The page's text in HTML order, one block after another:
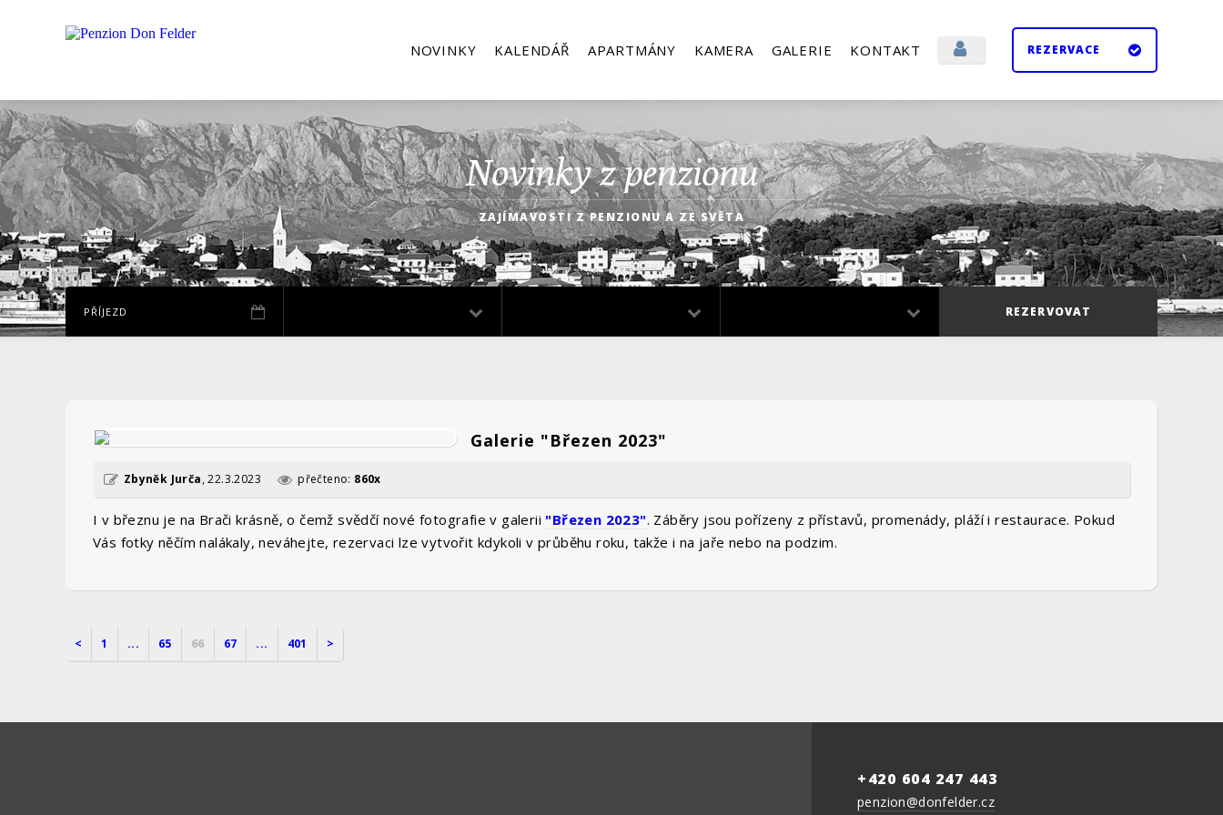
NOVINKY KALENDÁŘ APARTMÁNY KAMERA GALERIE KONTAKT
Přihlásit se
REZERVACE
Novinky z penzionu
ZAJÍMAVOSTI Z PENZIONU A ZE SVĚTA
REZERVOVAT
Galerie "Březen 2023"
Zbyněk Jurča,22.3.2023 přečteno: 860x
I v březnu je na Brači krásně, o čemž svědčí nové fotografie v galerii "Březen 2023". Záběry jsou pořízeny z přístavů, promenády, pláží i restaurace. Pokud
Vás fotky něčím nalákaly, neváhejte, rezervaci lze vytvořit kdykoli v průběhu roku, takže i na jaře nebo na podzim.
< 1 ... 65 66 67 ... 401 >
+420 604 247 443
penzion@donfelder.cz